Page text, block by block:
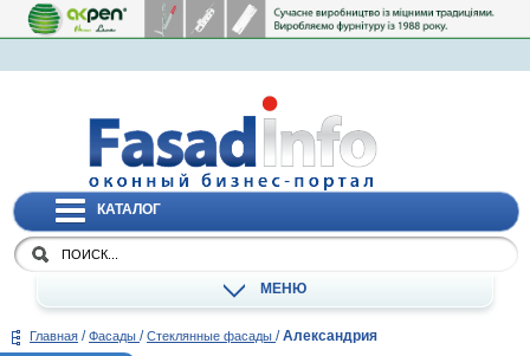
КАТАЛОГ
МЕНЮ
Главная / Фасады / Стеклянные фасады / Александрия